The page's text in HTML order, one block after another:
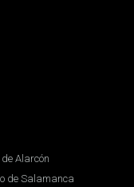
Alarcón
de Salamanca